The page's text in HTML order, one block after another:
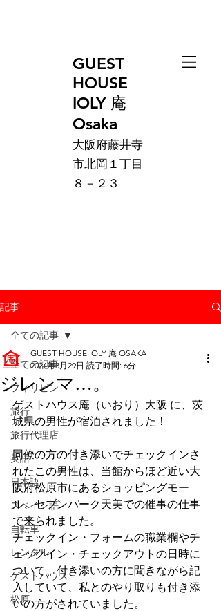
GUEST
HOUSE
IOLY 庵
Osaka
大阪府藤井寺
市北岡１丁目
８－２３
記事
全ての記事
フィリピン
旅行
旅行代理店
英語
日本語
スペイン語
自転車
レンタル
ゲストハウス
松原
全ての記事
ジレンマ…。
GUEST HOUSE IOLY 庵 OSAKA
2024年3月29日 読了時間: 6分
ゲストハウス庵（いおり）大阪 に、茨
城県の男性が宿泊されました！
同僚の方の付き添いでチェックインさ
れたこの男性は、当館からほど近い大
阪府松原市にあるショッピングモー
ル、セブンパーク天美での催事の仕事
で来られました。
チェックイン・フォームの職業欄やチ
ェックイン・チェックアウトの日時に
ついて、付き添いの方に聞きながら記
入していて、私とのやり取りも付き添
いの方がされていました。